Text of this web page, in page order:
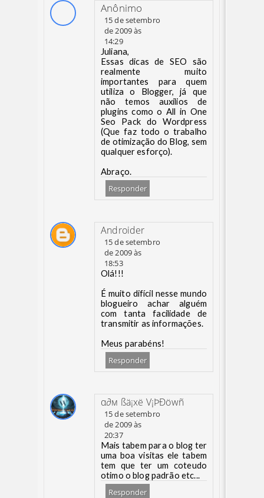
Anônimo
15 de setembro
de 2009 às
14:29
Juliana,
Essas dicas de SEO são
realmente muito
importantes para quem
utiliza o Blogger, já que
não temos auxílios de
plugins como o All in One
Seo Pack do Wordpress
(Que faz todo o trabalho
de otimização do Blog, sem
qualquer esforço).
Abraço.
Responder
Androider
15 de setembro
de 2009 às
18:53
Olá!!!
É muito difícil nesse mundo
blogueiro achar alguém
com tanta facilidade de
transmitir as informações.
Meus parabéns!
Responder
α∂м ßä¡xë V¡ÞÐöwñ
15 de setembro
de 2009 às
20:37
Mais tabem para o blog ter
uma boa visitas ele tabem
tem que ter um coteudo
otimo o blog padrão etc...
Responder